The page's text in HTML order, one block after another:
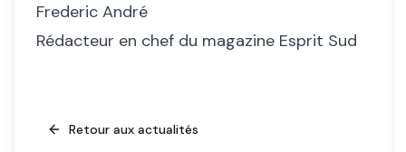
Frederic André
Rédacteur en chef du magazine Esprit Sud
Retour aux actualités